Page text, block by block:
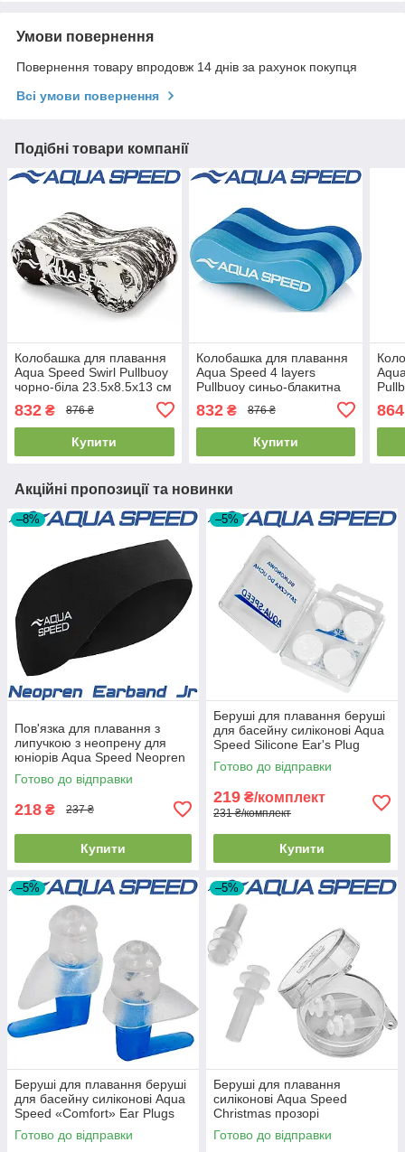
Умови повернення
Повернення товару впродовж 14 днів за рахунок покупця
Всі умови повернення
Подібні товари компанії
Колобашка для плавання
Aqua Speed Swirl Pullbuoy
чорно-біла 23.5х8.5х13 см
832 ₴ 876 ₴
Купити
Колобашка для плавання
Aqua Speed 4 layers
Pullbuoy синьо-блакитна
832₴ 876 ₴
Купити
864
Акційні пропозиції та новинки
–8%
Пов'язка для плавання з
липучкою з неопрену для
юніорів Aqua Speed Neopren
Earband Jr чорна
Готово до відправки
218 ₴ 237 ₴
Купити
–5%
Беруші для плавання беруші
для басейну силіконові Aqua
Speed Silicone Ear's Plug
прозорі (4шт.)
Готово до відправки
219 ₴/комплект
231 ₴/комплект
Купити
–5%
Беруші для плавання беруші
для басейну силіконові Aqua
Speed «Comfort» Ear Plugs
прозорі
Готово до відправки
–5%
Беруші для плавання
силіконові Aqua Speed
Christmas прозорі
Готово до відправки